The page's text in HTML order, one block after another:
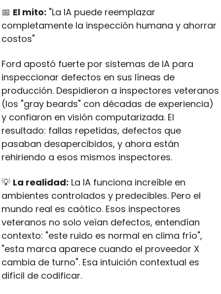
📅 El mito: "La IA puede reemplazar
completamente la inspección humana y ahorrar
costos"
Ford apostó fuerte por sistemas de IA para
inspeccionar defectos en sus líneas de
producción. Despidieron a inspectores veteranos
(los "gray beards" con décadas de experiencia)
y confiaron en visión computarizada. El
resultado: fallas repetidas, defectos que
pasaban desapercibidos, y ahora están
rehiriendo a esos mismos inspectores.
💡 La realidad: La IA funciona increíble en
ambientes controlados y predecibles. Pero el
mundo real es caótico. Esos inspectores
veteranos no solo veían defectos, entendían
contexto: "este ruido es normal en clima frío",
"esta marca aparece cuando el proveedor X
cambia de turno". Esa intuición contextual es
difícil de codificar.